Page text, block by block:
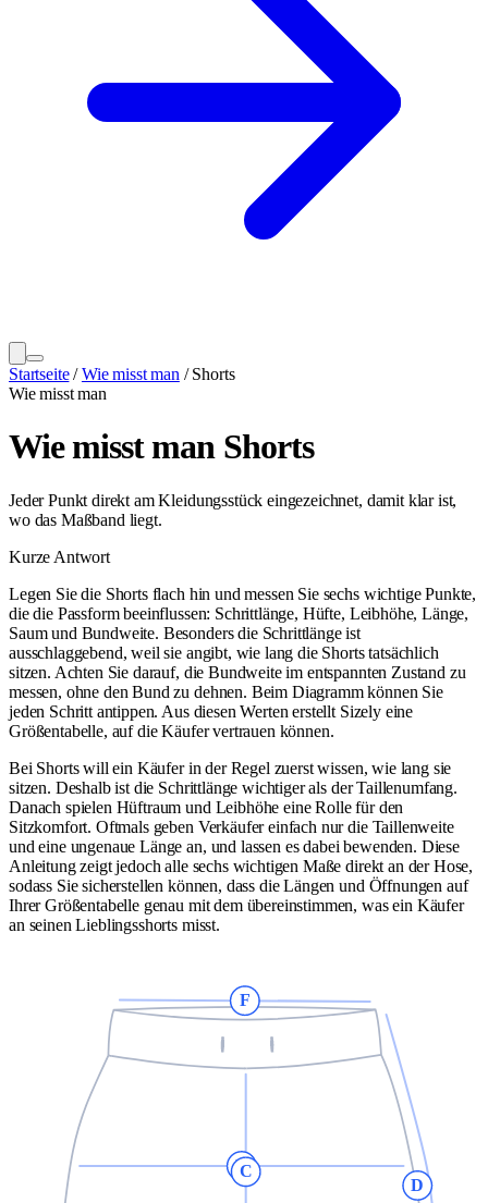
Startseite / Wie misst man /Shorts
Wie misst man
Wie misst man Shorts
Jeder Punkt direkt am Kleidungsstück eingezeichnet, damit klar ist,
wo das Maßband liegt.
Kurze Antwort
Legen Sie die Shorts flach hin und messen Sie sechs wichtige Punkte,
die die Passform beeinflussen: Schrittlänge, Hüfte, Leibhöhe, Länge,
Saum und Bundweite. Besonders die Schrittlänge ist
ausschlaggebend, weil sie angibt, wie lang die Shorts tatsächlich
sitzen. Achten Sie darauf, die Bundweite im entspannten Zustand zu
messen, ohne den Bund zu dehnen. Beim Diagramm können Sie
jeden Schritt antippen. Aus diesen Werten erstellt Sizely eine
Größentabelle, auf die Käufer vertrauen können.
Bei Shorts will ein Käufer in der Regel zuerst wissen, wie lang sie
sitzen. Deshalb ist die Schrittlänge wichtiger als der Taillenumfang.
Danach spielen Hüftraum und Leibhöhe eine Rolle für den
Sitzkomfort. Oftmals geben Verkäufer einfach nur die Taillenweite
und eine ungenaue Länge an, und lassen es dabei bewenden. Diese
Anleitung zeigt jedoch alle sechs wichtigen Maße direkt an der Hose,
sodass Sie sicherstellen können, dass die Längen und Öffnungen auf
Ihrer Größentabelle genau mit dem übereinstimmen, was ein Käufer
an seinen Lieblingsshorts misst.
BC
D
F